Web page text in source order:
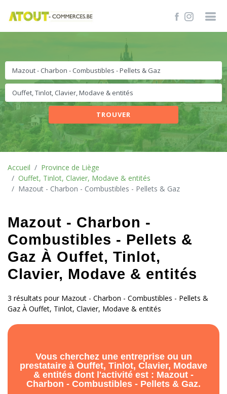
TROUVER
Accueil
Province de Liège
Ouffet, Tinlot, Clavier, Modave & entités
Mazout - Charbon - Combustibles - Pellets & Gaz
Mazout - Charbon -
Combustibles - Pellets &
Gaz À Ouffet, Tinlot,
Clavier, Modave & entités
3 résultats pour Mazout - Charbon - Combustibles - Pellets &
Gaz À Ouffet, Tinlot, Clavier, Modave & entités
Vous cherchez une entreprise ou un
prestataire à Ouffet, Tinlot, Clavier, Modave
& entités dont l'activité est : Mazout -
Charbon - Combustibles - Pellets & Gaz.